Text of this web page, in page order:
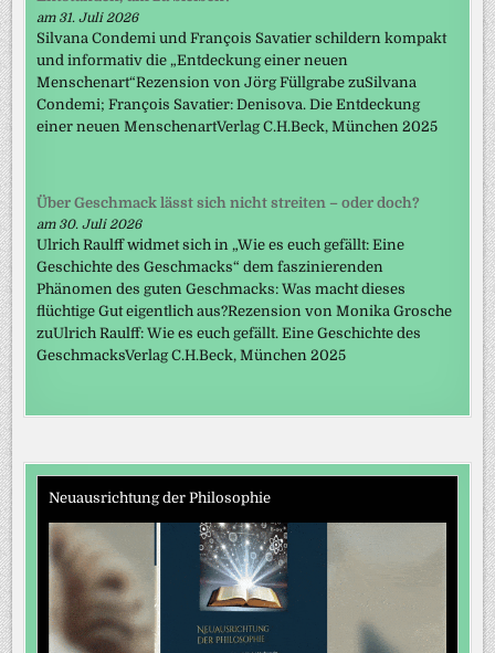
am 31. Juli 2026
Silvana Condemi und François Savatier schildern kompakt
und informativ die „Entdeckung einer neuen
Menschenart“Rezension von Jörg Füllgrabe zuSilvana
Condemi; François Savatier: Denisova. Die Entdeckung
einer neuen MenschenartVerlag C.H.Beck, München 2025
Über Geschmack lässt sich nicht streiten – oder doch?
am 30. Juli 2026
Ulrich Raulff widmet sich in „Wie es euch gefällt: Eine
Geschichte des Geschmacks“ dem faszinierenden
Phänomen des guten Geschmacks: Was macht dieses
flüchtige Gut eigentlich aus?Rezension von Monika Grosche
zuUlrich Raulff: Wie es euch gefällt. Eine Geschichte des
GeschmacksVerlag C.H.Beck, München 2025
Neuausrichtung der Philosophie